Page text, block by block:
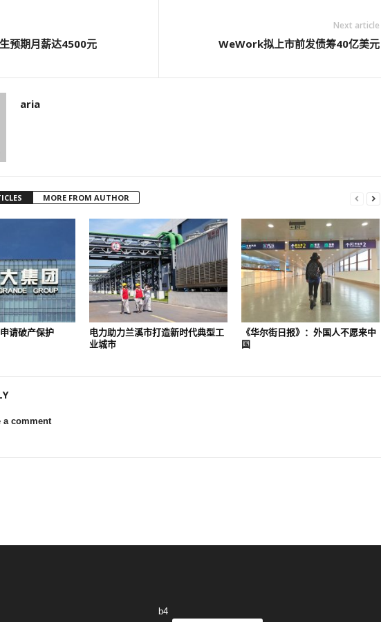
预期月薪达4500元
Next article
WeWork拟上市前发债筹40亿美元
aria
MORE FROM AUTHOR
请破产保护
电力助力兰溪市打造新时代典型工
业城市
《华尔街日报》：外国人不愿来中
国
a comment
b4